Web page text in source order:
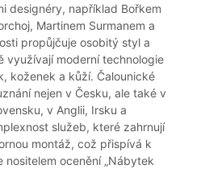
designéry, například Bořkem
Martinem Surmanem a
propůjčuje osobitý styl a
využívají moderní technologie
koženek a kůží. Čalounické
nejen v Česku, ale také v
v Anglii, Irsku a
služeb, které zahrnují
montáž, což přispívá k
nositelem ocenění „Nábytek